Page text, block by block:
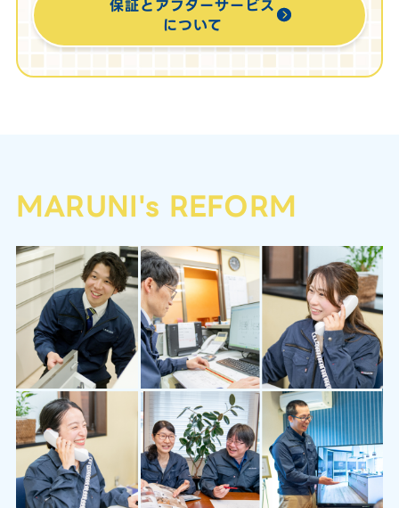
保証とアフターサービス
について
MARUNI's REFORM